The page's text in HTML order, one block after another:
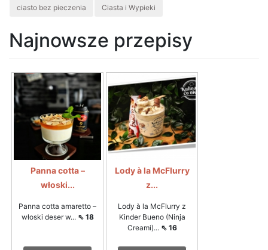
ciasto bez pieczenia Ciasta i Wypieki
Najnowsze przepisy
Panna cotta –
włoski...
Panna cotta amaretto –
włoski deser w... ⇖ 18
Lody à la McFlurry
z...
Lody à la McFlurry z
Kinder Bueno (Ninja
Creami)... ⇖ 16